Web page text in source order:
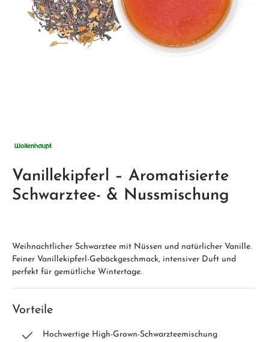
Vanillekipferl – Aromatisierte
Schwarztee- & Nussmischung
Weihnachtlicher Schwarztee mit Nüssen und natürlicher Vanille.
Feiner Vanillekipferl-Gebäckgeschmack, intensiver Duft und
perfekt für gemütliche Wintertage.
Vorteile
Hochwertige High-Grown-Schwarzteemischung